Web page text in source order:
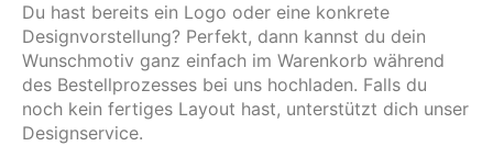
Du hast bereits ein Logo oder eine konkrete
Designvorstellung? Perfekt, dann kannst du dein
Wunschmotiv ganz einfach im Warenkorb während
des Bestellprozesses bei uns hochladen. Falls du
noch kein fertiges Layout hast, unterstützt dich unser
Designservice.